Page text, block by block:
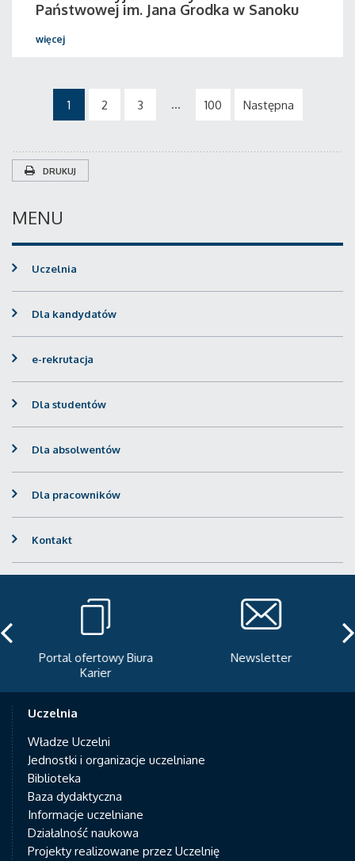
Państwowej im. Jana Grodka w Sanoku
więcej
1 2 3 ... 100 Następna
DRUKUJ
MENU
Uczelnia
Dla kandydatów
e-rekrutacja
Dla studentów
Dla absolwentów
Dla pracowników
Kontakt
Portal ofertowy Biura
Karier
Newsletter
Uczelnia
Władze Uczelni
Jednostki i organizacje uczelniane
Biblioteka
Baza dydaktyczna
Informacje uczelniane
Działalność naukowa
Projekty realizowane przez Uczelnię